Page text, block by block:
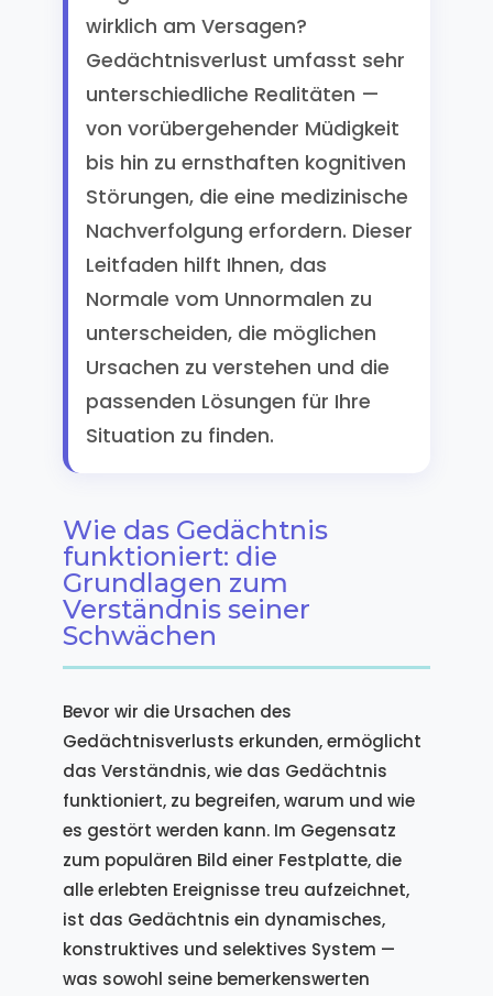
wirklich am Versagen?
Gedächtnisverlust umfasst sehr
unterschiedliche Realitäten —
von vorübergehender Müdigkeit
bis hin zu ernsthaften kognitiven
Störungen, die eine medizinische
Nachverfolgung erfordern. Dieser
Leitfaden hilft Ihnen, das
Normale vom Unnormalen zu
unterscheiden, die möglichen
Ursachen zu verstehen und die
passenden Lösungen für Ihre
Situation zu finden.
Wie das Gedächtnis
funktioniert: die
Grundlagen zum
Verständnis seiner
Schwächen
Bevor wir die Ursachen des
Gedächtnisverlusts erkunden, ermöglicht
das Verständnis, wie das Gedächtnis
funktioniert, zu begreifen, warum und wie
es gestört werden kann. Im Gegensatz
zum populären Bild einer Festplatte, die
alle erlebten Ereignisse treu aufzeichnet,
ist das Gedächtnis ein dynamisches,
konstruktives und selektives System —
was sowohl seine bemerkenswerten